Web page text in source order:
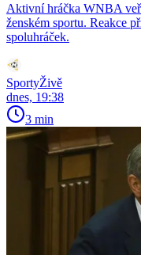
Aktivní hráčka WNBA
ženském sportu. Reakce
spoluhráček.
SportyŽivě
dnes, 19:38
3 min